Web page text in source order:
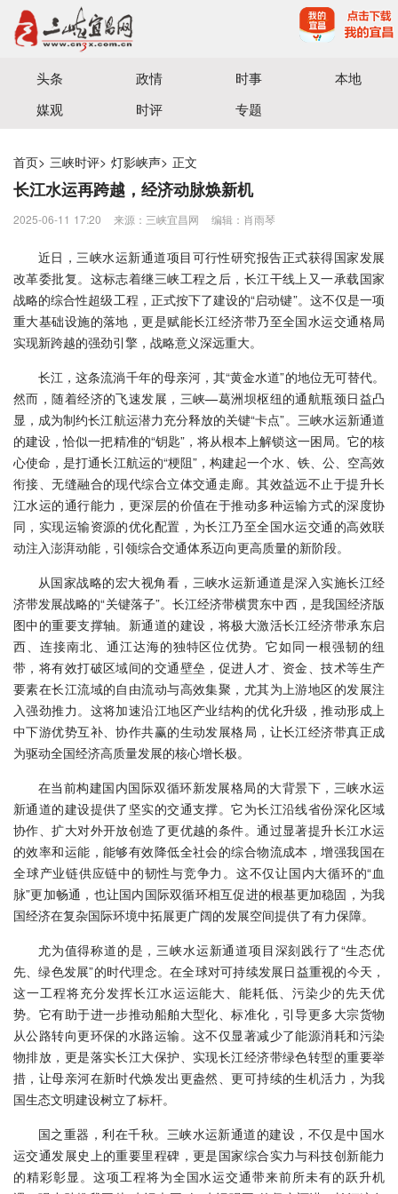
宜昌三峡融媒体中心主办
头条 政情 时事
本地
媒观
时评 专题
首页> 三峡时评> 灯影峡声> 正文
长江水运再跨越，经济动脉焕新机
2025-06-11 17:20 来源：三峡宜昌网 编辑：肖雨琴
近日，三峡水运新通道项目可行性研究报告正式获得国家发展
改革委批复。这标志着继三峡工程之后，长江干线上又一承载国家
战略的综合性超级工程，正式按下了建设的“启动键”。这不仅是一项
重大基础设施的落地，更是赋能长江经济带乃至全国水运交通格局
实现新跨越的强劲引擎，战略意义深远重大。
长江，这条流淌千年的母亲河，其“黄金水道”的地位无可替代。
然而，随着经济的飞速发展，三峡—葛洲坝枢纽的通航瓶颈日益凸
显，成为制约长江航运潜力充分释放的关键“卡点”。三峡水运新通道
的建设，恰似一把精准的“钥匙”，将从根本上解锁这一困局。它的核
心使命，是打通长江航运的“梗阻”，构建起一个水、铁、公、空高效
衔接、无缝融合的现代综合立体交通走廊。其效益远不止于提升长
江水运的通行能力，更深层的价值在于推动多种运输方式的深度协
同，实现运输资源的优化配置，为长江乃至全国水运交通的高效联
动注入澎湃动能，引领综合交通体系迈向更高质量的新阶段。
从国家战略的宏大视角看，三峡水运新通道是深入实施长江经
济带发展战略的“关键落子”。长江经济带横贯东中西，是我国经济版
图中的重要支撑轴。新通道的建设，将极大激活长江经济带承东启
西、连接南北、通江达海的独特区位优势。它如同一根强韧的纽
带，将有效打破区域间的交通壁垒，促进人才、资金、技术等生产
要素在长江流域的自由流动与高效集聚，尤其为上游地区的发展注
入强劲推力。这将加速沿江地区产业结构的优化升级，推动形成上
中下游优势互补、协作共赢的生动发展格局，让长江经济带真正成
为驱动全国经济高质量发展的核心增长极。
在当前构建国内国际双循环新发展格局的大背景下，三峡水运
新通道的建设提供了坚实的交通支撑。它为长江沿线省份深化区域
协作、扩大对外开放创造了更优越的条件。通过显著提升长江水运
的效率和运能，能够有效降低全社会的综合物流成本，增强我国在
全球产业链供应链中的韧性与竞争力。这不仅让国内大循环的“血
脉”更加畅通，也让国内国际双循环相互促进的根基更加稳固，为我
国经济在复杂国际环境中拓展更广阔的发展空间提供了有力保障。
尤为值得称道的是，三峡水运新通道项目深刻践行了“生态优
先、绿色发展”的时代理念。在全球对可持续发展日益重视的今天，
这一工程将充分发挥长江水运运能大、能耗低、污染少的先天优
势。它有助于进一步推动船舶大型化、标准化，引导更多大宗货物
从公路转向更环保的水路运输。这不仅显著减少了能源消耗和污染
物排放，更是落实长江大保护、实现长江经济带绿色转型的重要举
措，让母亲河在新时代焕发出更盎然、更可持续的生机活力，为我
国生态文明建设树立了标杆。
国之重器，利在千秋。三峡水运新通道的建设，不仅是中国水
运交通发展史上的重要里程碑，更是国家综合实力与科技创新能力
的精彩彰显。这项工程将为全国水运交通带来前所未有的跃升机